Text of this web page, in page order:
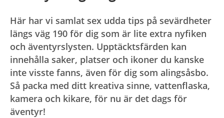
Här har vi samlat sex udda tips på sevärdheter
längs väg 190 för dig som är lite extra nyfiken
och äventyrslysten. Upptäcktsfärden kan
innehålla saker, platser och ikoner du kanske
inte visste fanns, även för dig som alingsåsbo.
Så packa med ditt kreativa sinne, vattenflaska,
kamera och kikare, för nu är det dags för
äventyr!